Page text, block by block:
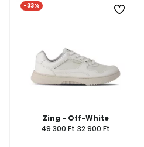
-33%
Zing - Off-White
49 300 Ft 32 900 Ft